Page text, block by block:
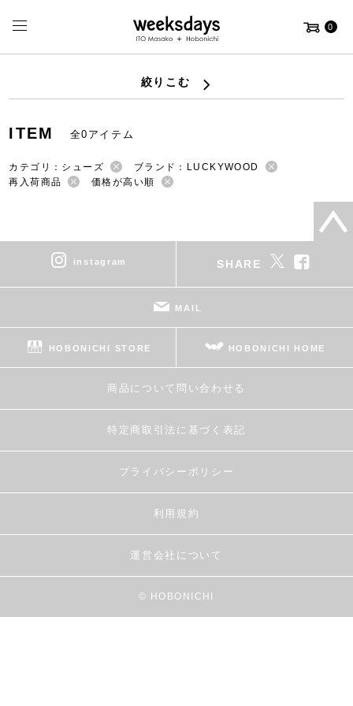
0
絞りこむ
ITEM 全0アイテム
カテゴリ：シューズ
ブランド：LUCKYWOOD
再入荷商品
価格が高い順
instagram SHARE
MAIL
HOBONICHI STORE HOBONICHI HOME
商品について問い合わせる
特定商取引法に基づく表記
プライバシーポリシー
利用規約
運営会社について
© HOBONICHI